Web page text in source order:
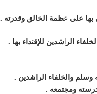
بها على عظمة الخالق وقدرته .
الراشدين للإقتداء بها .
وسلم والخلفاء الراشدين .
ومجتمعه .